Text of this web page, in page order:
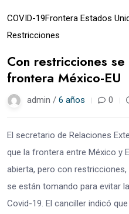
COVID-19Frontera Estados
Restricciones
Con restricciones
frontera México-EU
admin / 6 años 0
El secretario de Relaciones
que la frontera entre México y
abierta, pero con
se están tomando para evitar
Covid-19. El canciller indicó